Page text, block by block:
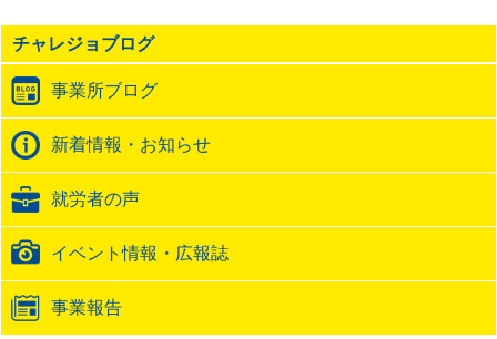
の
ト
ッ
ク
バ
ッ
URL
チャレジョブログ
事業所ブログ
新着情報・お知らせ
就労者の声
イベント情報・広報誌
事業報告